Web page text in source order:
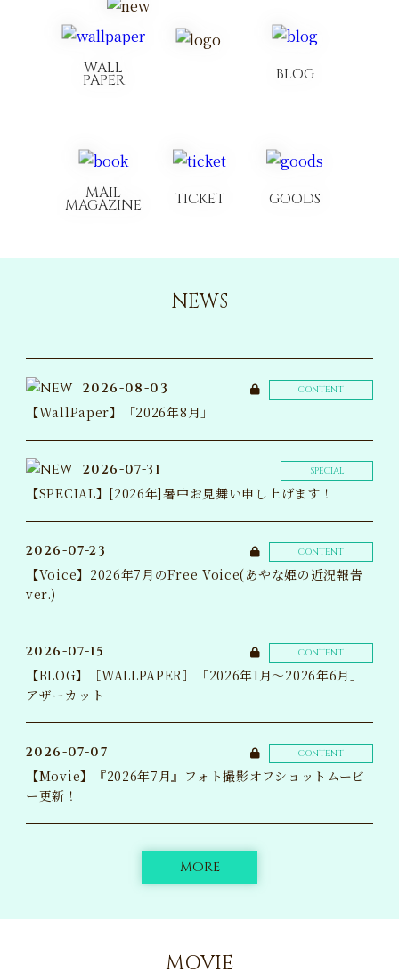
WALL
PAPER BLOG
MAIL
MAGAZINE TICKET GOODS
NEWS
2026-08-03 CONTENT
【WallPaper】「2026年8月」
2026-07-31 SPECIAL
【SPECIAL】[2026年]暑中お見舞い申し上げます！
2026-07-23 CONTENT
【Voice】2026年7月のFree Voice(あやな姫の近況報告
ver.)
2026-07-15 CONTENT
【BLOG】［WALLPAPER］「2026年1月～2026年6月」
アザーカット
2026-07-07 CONTENT
【Movie】『2026年7月』フォト撮影オフショットムービ
ー更新！
MORE
MOVIE